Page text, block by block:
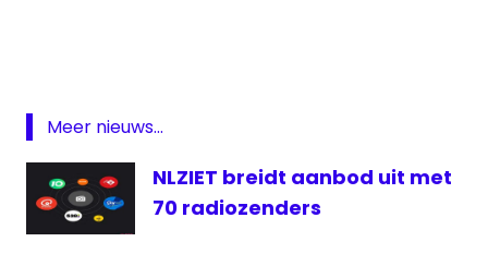
NLziet
rtl
Meer nieuws...
NLZIET breidt aanbod uit met
70 radiozenders